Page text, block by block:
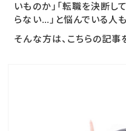
いものか」「転職を決断し
らない…」と悩んでいる人
そんな方は、こちらの記事